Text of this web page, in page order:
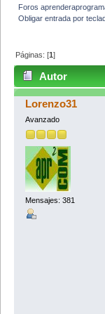
Foros
Obligar entrada por
Páginas: [1]
Autor
CU00680B
Lorenzo31
Avanzado
Mensajes: 381